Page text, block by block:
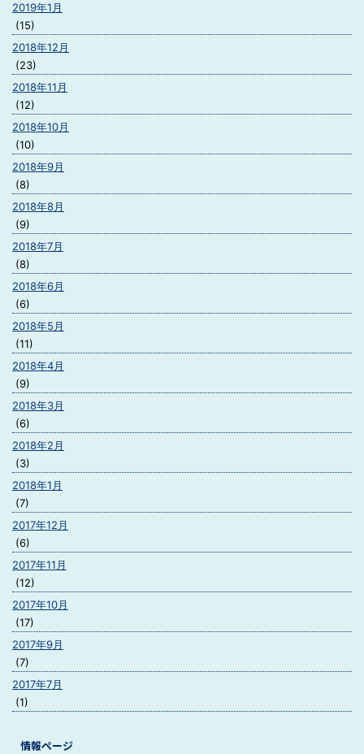
2019年1月
(15)
2018年12月
(23)
2018年11月
(12)
2018年10月
(10)
2018年9月
(8)
2018年8月
(9)
2018年7月
(8)
2018年6月
(6)
2018年5月
(11)
2018年4月
(9)
2018年3月
(6)
2018年2月
(3)
2018年1月
(7)
2017年12月
(6)
2017年11月
(12)
2017年10月
(17)
2017年9月
(7)
2017年7月
(1)
情報ページ